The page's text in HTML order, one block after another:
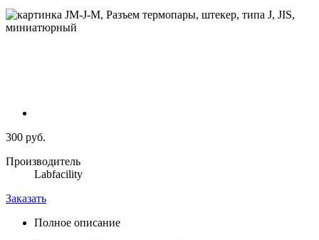
300 руб.
Производитель
Labfacility
Заказать
Полное описание